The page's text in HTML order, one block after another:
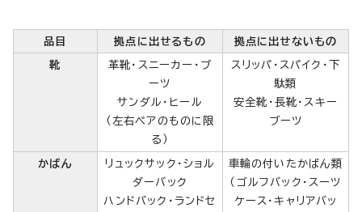
品目 拠点に出せるもの 拠点に出せないもの
靴
革靴・スニーカー・ブ
ーツ
サンダル・ヒール
（左右ペアのものに限
る）
スリッパ・スパイク・下
駄類
安全靴・長靴・スキー
ブーツ
かばん
リュックサック・ショル
ダーバック
ハンドバック・ランドセ
車輪の付いたかばん類
（ゴルフバック・スーツ
ケース・キャリアバッ